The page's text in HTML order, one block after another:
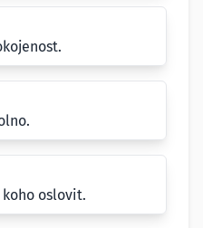
koho oslovit.